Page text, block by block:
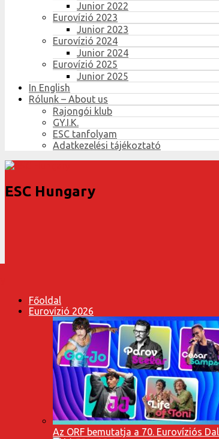
Junior 2022
Eurovízió 2023
Junior 2023
Eurovízió 2024
Junior 2024
Eurovízió 2025
Junior 2025
In English
Rólunk – About us
Rajongói klub
GY.I.K.
ESC tanfolyam
Adatkezelési tájékoztató
ESC Hungary
Főoldal
Eurovízió 2026
Az ORF bemutatja a 70. Eurovíziós